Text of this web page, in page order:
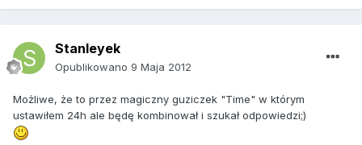
Stanleyek
Opublikowano 9 Maja 2012
Możliwe, że to przez magiczny guziczek "Time" w którym
ustawiłem 24h ale będę kombinował i szukał odpowiedzi;)